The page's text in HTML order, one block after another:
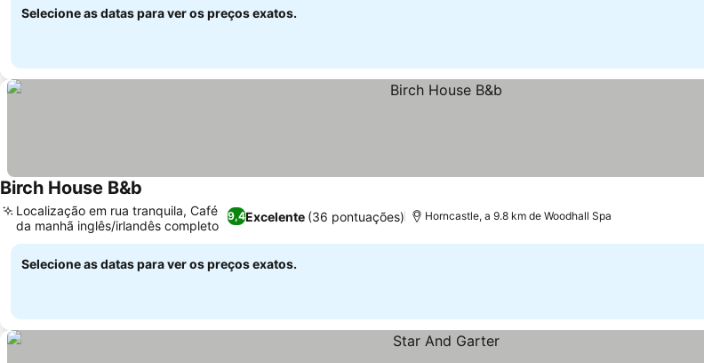
Selecione as datas para ver os preços exatos.
Birch House B&b
9,4Excelente (36 pontuações)
Localização em rua tranquila, Café
da manhã inglês/irlandês completo
Horncastle, a 9.8 km de Woodhall Spa
Selecione as datas para ver os preços exatos.